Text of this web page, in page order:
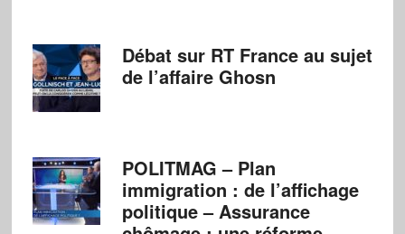
Débat sur RT France au sujet
de l’affaire Ghosn
POLITMAG – Plan
immigration : de l’affichage
politique – Assurance